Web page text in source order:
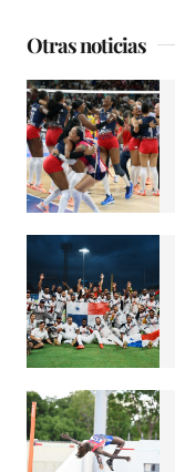
Otras noticias